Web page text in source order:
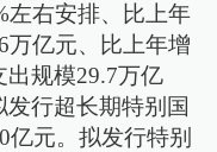
左右安排、比上年
万亿元、比上年增
出规模29.7万亿
行超长期特别国
亿元。拟发行特别